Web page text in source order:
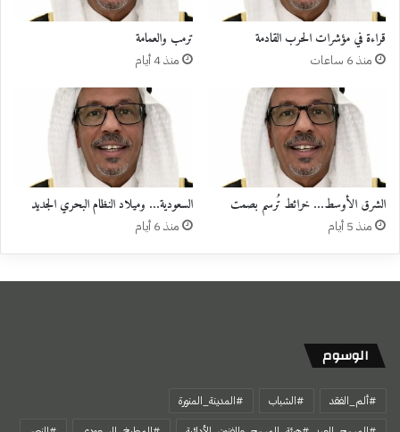
قراءة في مؤشرات الحرب القادمة
منذ 6 ساعات
ترمب والعمامة
منذ 4 أيام
الشرق الأوسط… خرائط تُرسم بصمت
منذ 5 أيام
السعودية… وميلاد النظام البحري الجديد
منذ 6 أيام
الوسوم
#ألم_الفقد #الشباب
#المدينة_المنورة